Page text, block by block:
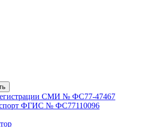
СМИ № ФС77-47467
ФГИС № ФС77110096